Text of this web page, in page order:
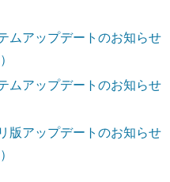
ムアップデートのお知らせ
ムアップデートのお知らせ
版アップデートのお知らせ